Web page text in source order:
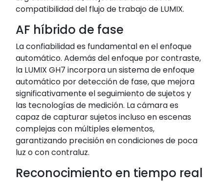
compatibilidad del flujo de trabajo de LUMIX.
AF híbrido de fase
La confiabilidad es fundamental en el enfoque
automático. Además del enfoque por contraste,
la LUMIX GH7 incorpora un sistema de enfoque
automático por detección de fase, que mejora
significativamente el seguimiento de sujetos y
las tecnologías de medición. La cámara es
capaz de capturar sujetos incluso en escenas
complejas con múltiples elementos,
garantizando precisión en condiciones de poca
luz o con contraluz.
Reconocimiento en tiempo real